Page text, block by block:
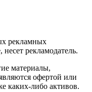
рекламных
рекламодатель.
материалы,
офертой или
каких-либо активов.